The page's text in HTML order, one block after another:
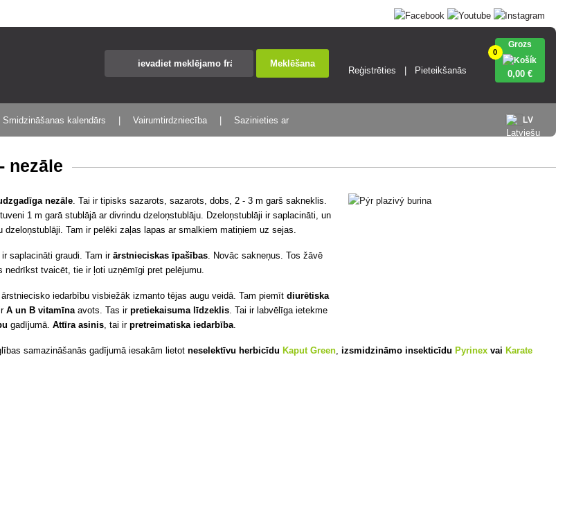
Meklēšana
Reģistrēties Pieteikšanās
0
Grozs
0,00 €
LV
Smidzināšanas kalendārs Vairumtirdzniecība Sazinieties ar
nezāle
nezāle . Tai ir tipisks sazarots, sazarots, dobs, 2 - 3 m garš sakneklis.
1 m garā stublājā ar divrindu dzeloņstublāju. Dzeloņstublāji ir saplacināti, un
Tam ir pelēki zaļas lapas ar smalkiem matiņiem uz sejas.
ir saplacināti graudi. Tam irārstnieciskas īpašības . Novāc sakneņus. Tos žāvē
nedrīkst tvaicēt, tie ir ļoti uzņēmīgi pret pelējumu.
iedarbību visbiežāk izmanto tējas augu veidā. Tam piemītdiurētiska
irA un B vitamīna avots. Tas irpretiekaisuma līdzeklis . Tai ir labvēlīga ietekme
gadījumā.Attīra asinis , tai irpretreimatiska iedarbība
samazināšanās gadījumā iesakām lietotneselektīvu herbicīdu Kaput Green ,izsmidzināmo insekticīdu Pyrinex vai Karate